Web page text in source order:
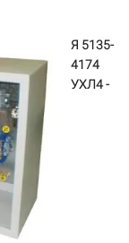
Я 5135-
4174
УХЛ4 -